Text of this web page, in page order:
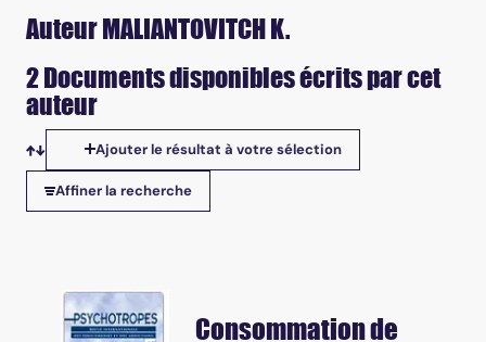
Auteur MALIANTOVITCH K.
2 Documents disponibles écrits par cet
auteur
Tris disponibles
Ajouter le résultat à votre sélection
Affiner la recherche
Consommation de